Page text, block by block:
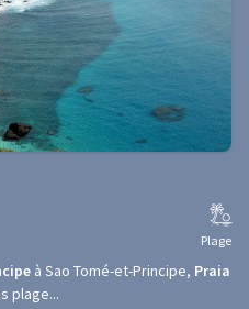
Plage
à Sao Tomé-et-Principe, Praia
plage...